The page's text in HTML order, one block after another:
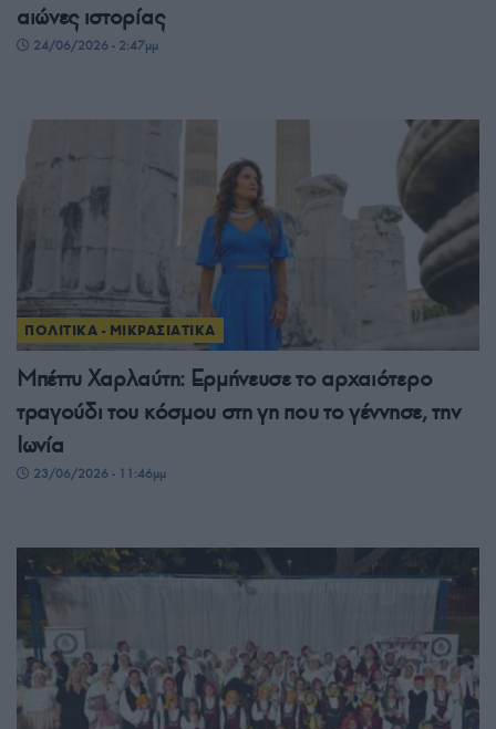
αιώνες ιστορίας
24/06/2026 - 2:47μμ
ΠΟΛΙΤΙΚΑ - ΜΙΚΡΑΣΙΑΤΙΚΑ
Μπέττυ Χαρλαύτη: Ερμήνευσε το αρχαιότερο
τραγούδι του κόσμου στη γη που το γέννησε, την
Ιωνία
23/06/2026 - 11:46μμ